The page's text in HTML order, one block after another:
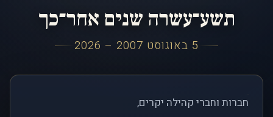
תשע־עשרה שנים אחר־כך
5 באוגוסט 2007 – 2026
חברות וחברי קהילה יקרים,